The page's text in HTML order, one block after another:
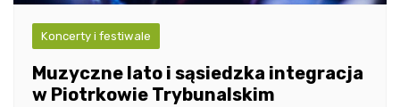
Koncerty i festiwale
Muzyczne lato i sąsiedzka integracja
w Piotrkowie Trybunalskim